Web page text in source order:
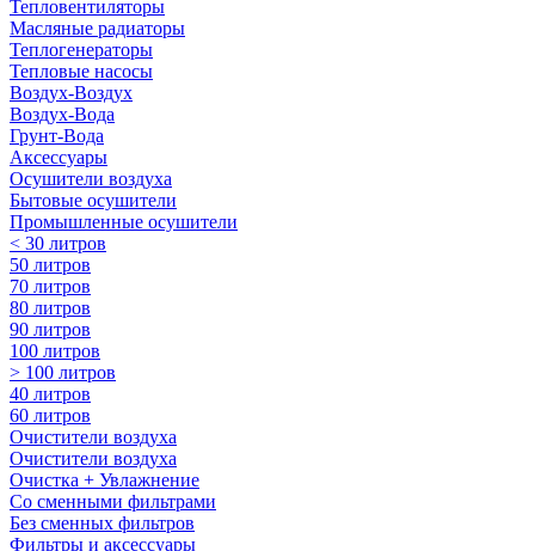
Тепловентиляторы
Масляные радиаторы
Теплогенераторы
Тепловые насосы
Воздух-Воздух
Воздух-Вода
Грунт-Вода
Аксессуары
Осушители воздуха
Бытовые осушители
Промышленные осушители
< 30 литров
50 литров
70 литров
80 литров
90 литров
100 литров
> 100 литров
40 литров
60 литров
Очистители воздуха
Очистители воздуха
Очистка + Увлажнение
Cо сменными фильтрами
Без сменных фильтров
Фильтры и аксессуары